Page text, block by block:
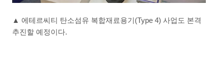
▲ 에테르씨티 탄소섬유 복합재료용기(Type 4) 사업도 본격
추진할 예정이다.